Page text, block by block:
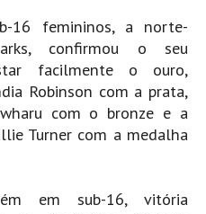
16 femininos, a norte-
confirmou o seu
facilmente o ouro,
Robinson com a prata,
com o bronze e a
Turner com a medalha
em sub-16, vitória